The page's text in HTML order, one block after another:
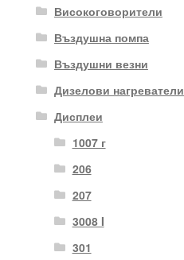
Високоговорители
Въздушна помпа
Въздушни везни
Дизелови нагреватели
Дисплеи
1007 г
206
207
3008 I
301